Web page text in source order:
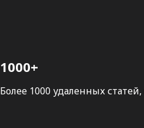
1000+
Более 1000 удаленных